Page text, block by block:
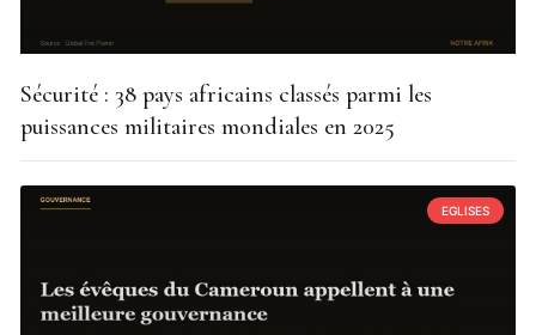
Sécurité : 38 pays africains classés parmi les
puissances militaires mondiales en 2025
EGLISES